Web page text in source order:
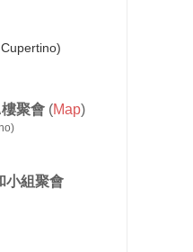
聚會(Map)
小組聚會